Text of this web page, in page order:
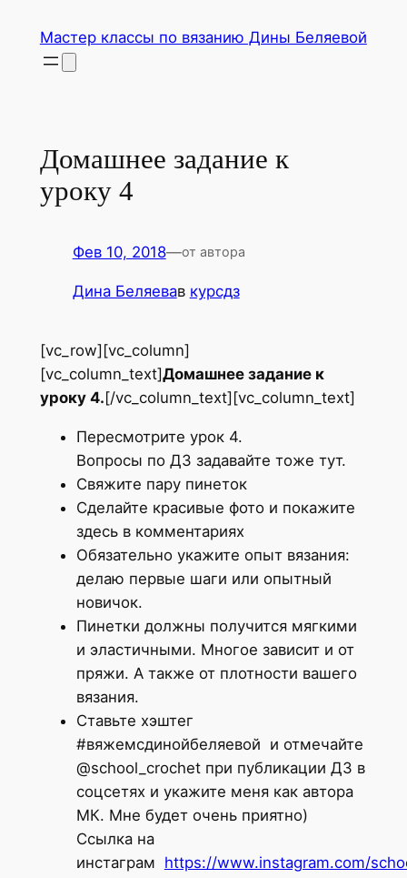
содержимому
Мастер классы по вязанию Дины Беляевой
Домашнее задание к
уроку 4
Фев 10, 2018—от автора
Дина Беляевав курсдз
[vc_row][vc_column]
[vc_column_text]Домашнее задание к
уроку 4.[/vc_column_text][vc_column_text]
Пересмотрите урок 4.
Вопросы по ДЗ задавайте тоже тут.
Свяжите пару пинеток
Сделайте красивые фото и покажите
здесь в комментариях
Обязательно укажите опыт вязания:
делаю первые шаги или опытный
новичок.
Пинетки должны получится мягкими
и эластичными. Многое зависит и от
пряжи. А также от плотности вашего
вязания.
Ставьте хэштег
#вяжемсдинойбеляевой и отмечайте
@school_crochet при публикации ДЗ в
соцсетях и укажите меня как автора
МК. Мне будет очень приятно)
Ссылка на
инстаграм https://www.instagram.com/